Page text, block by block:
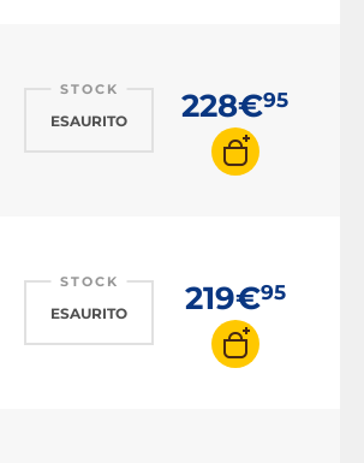
STOCK
ESAURITO 228€95
STOCK
ESAURITO 219€95